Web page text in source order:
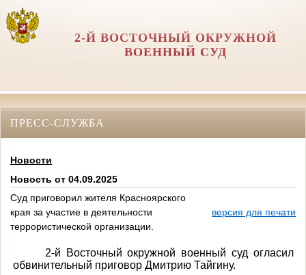
2-Й ВОСТОЧНЫЙ ОКРУЖНОЙ
ВОЕННЫЙ СУД
ПРЕСС-СЛУЖБА
Новости
Новость от 04.09.2025
Суд приговорил жителя Красноярского
края за участие в деятельности
террористической организации.
версия для печати
2-й Восточный окружной военный суд огласил
обвинительный приговор Дмитрию Тайгину.